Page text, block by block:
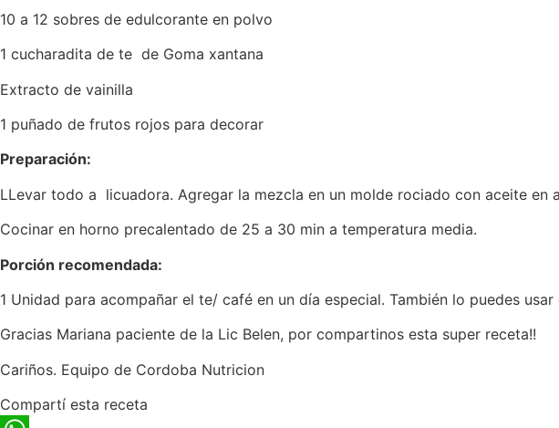
10 a 12 sobres de edulcorante en polvo
1 cucharadita de te de Goma xantana
Extracto de vainilla
1 puñado de frutos rojos para decorar
Preparación:
LLevar todo a licuadora. Agregar la mezcla en un molde rociado con aceite en
Cocinar en horno precalentado de 25 a 30 min a temperatura media.
Porción recomendada:
1 Unidad para acompañar el te/ café en un día especial. También lo puedes
Gracias Mariana paciente de la Lic Belen, por compartinos esta super receta!!
Cariños. Equipo de Cordoba Nutricion
Compartí esta receta